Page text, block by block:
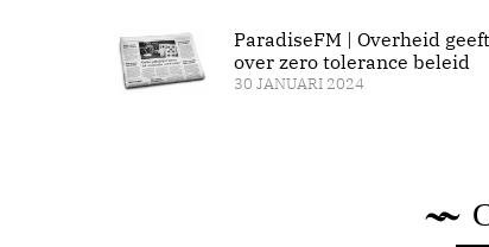
ParadiseFM | Overheid
over zero tolerance beleid
30 JANUARI 2024